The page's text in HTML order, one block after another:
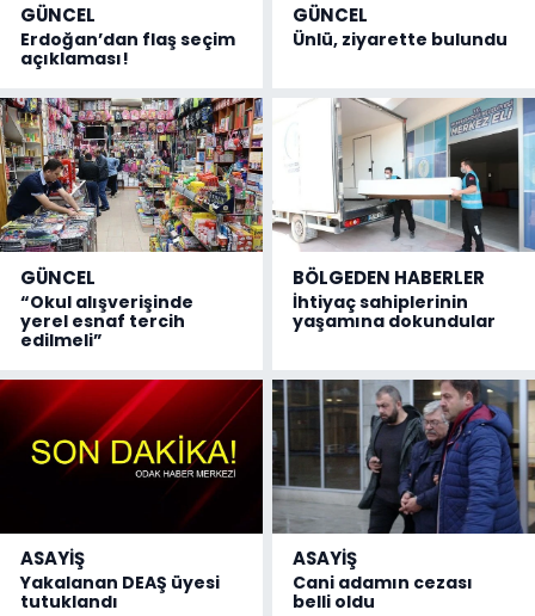
GÜNCEL
Erdoğan’dan flaş seçim
açıklaması!
GÜNCEL
Ünlü, ziyarette bulundu
GÜNCEL
“Okul alışverişinde
yerel esnaf tercih
edilmeli”
BÖLGEDEN HABERLER
İhtiyaç sahiplerinin
yaşamına dokundular
ASAYİŞ
Yakalanan DEAŞ üyesi
tutuklandı
ASAYİŞ
Cani adamın cezası
belli oldu